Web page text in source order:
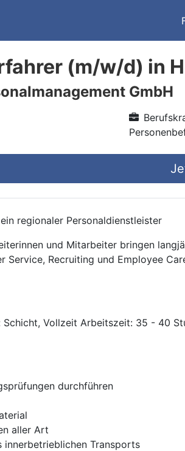
(m/w/d) in
GmbH
regionaler Personaldienstleister
und Mitarbeiter bringen
Service, Recruiting und Employee
Vollzeit Arbeitszeit: 35 - 40
durchführen
aller Art
innerbetrieblichen Transports